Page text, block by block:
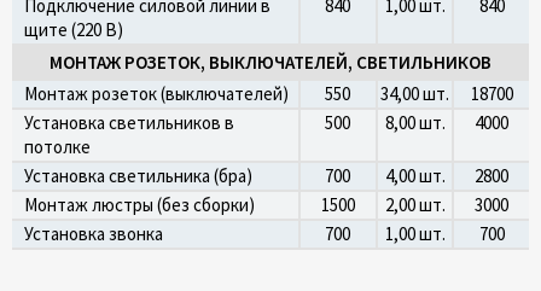
Подключение силовой линии в
щите (220 В)
840 1,00 шт. 840
МОНТАЖ РОЗЕТОК, ВЫКЛЮЧАТЕЛЕЙ, СВЕТИЛЬНИКОВ
Монтаж розеток (выключателей)
550 34,00 шт.
18700
Установка светильников в
потолке
500 8,00 шт. 4000
Установка светильника (бра) 700 4,00 шт.
2800
Монтаж люстры (без сборки)
1500 2,00 шт.
3000
Установка звонка
700 1,00 шт. 700